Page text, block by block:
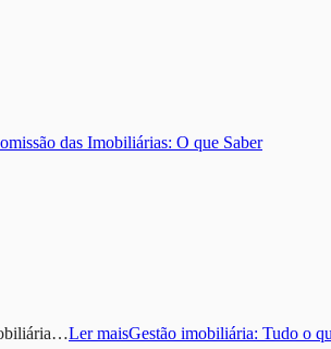
das Imobiliárias: O que Saber
Ler maisGestão imobiliária: Tudo o